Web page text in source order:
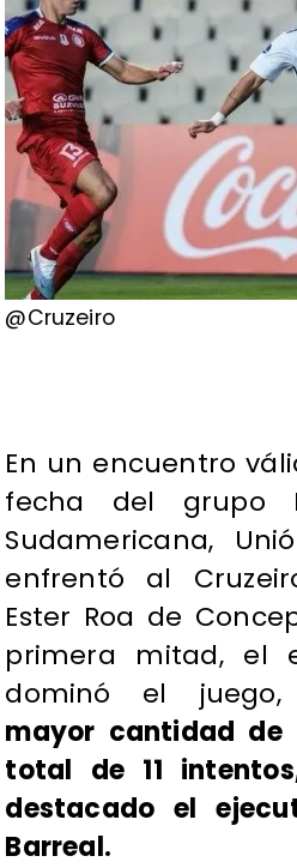
@Cruzeiro
En un encuentro
fecha del grupo
Sudamericana,
enfrentó al
Ester Roa de
primera mitad, el
dominó el
mayor cantidad de
total de 11
destacado el
Barreal.